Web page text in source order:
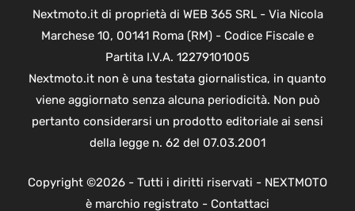
Nextmoto.it di proprietà di WEB 365 SRL - Via Nicola
Marchese 10, 00141 Roma (RM) - Codice Fiscale e
Partita I.V.A. 12279101005
Nextmoto.it non è una testata giornalistica, in quanto
viene aggiornato senza alcuna periodicità. Non può
pertanto considerarsi un prodotto editoriale ai sensi
della legge n. 62 del 07.03.2001
Copyright ©2026 - Tutti i diritti riservati - NEXTMOTO
è marchio registrato - Contattaci